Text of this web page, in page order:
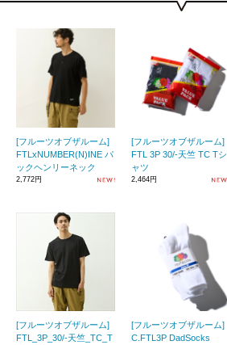
[フルーツオブザルーム]
FTLxNUMBER(N)INE パ
ックヘンリーネック
2,772円
[フルーツオブザルーム]
FTL 3P 30/-天竺 TC Tシ
ャツ
2,464円
[フルーツオブザルーム]
FTL_3P_30/-天竺_TC_T
[フルーツオブザルーム]
C.FTL3P DadSocks